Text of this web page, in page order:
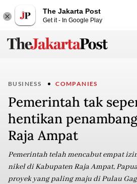
The Jakarta Post
Get it - In Google Play
BUSINESS COMPANIES
Pemerintah tak
hentikan
Raja Ampat
Pemerintah telah mencabut empat
nikel di Kabupaten Raja Ampat,
proyek yang paling maju di Pulau